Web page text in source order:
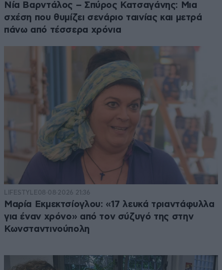
Νία Βαρντάλος – Σπύρος Κατσαγάνης: Μια
σχέση που θυμίζει σενάριο ταινίας και μετρά
πάνω από τέσσερα χρόνια
LIFESTYLE08·08·2026 21:36
Μαρία Εκμεκτσίογλου: «17 λευκά τριαντάφυλλα
για έναν χρόνο» από τον σύζυγό της στην
Κωνσταντινούπολη